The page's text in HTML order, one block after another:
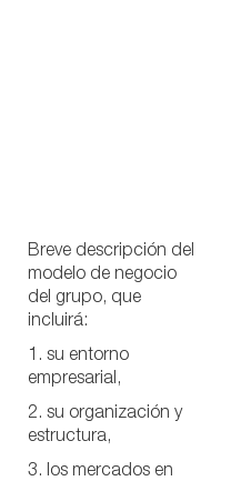
Breve descripción del
modelo de negocio
del grupo, que
incluirá:
1. su entorno
empresarial,
2. su organización y
estructura,
3. los mercados en